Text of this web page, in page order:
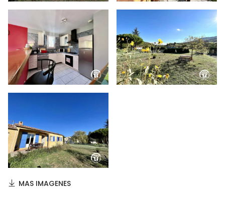
MAS IMAGENES